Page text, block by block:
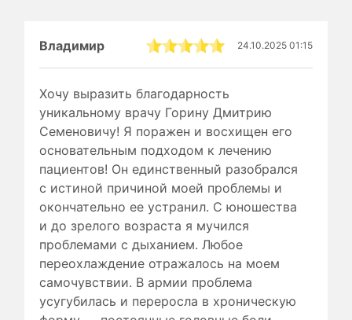
Владимир 24.10.2025 01:15
Хочу выразить благодарность
уникальному врачу Горину Дмитрию
Семеновичу! Я поражен и восхищен его
основательным подходом к лечению
пациентов! Он единственный разобрался
с истиной причиной моей проблемы и
окончательно ее устранил. С юношества
и до зрелого возраста я мучился
проблемами с дыханием. Любое
переохлаждение отражалось на моем
самочувствии. В армии проблема
усугубилась и переросла в хроническую